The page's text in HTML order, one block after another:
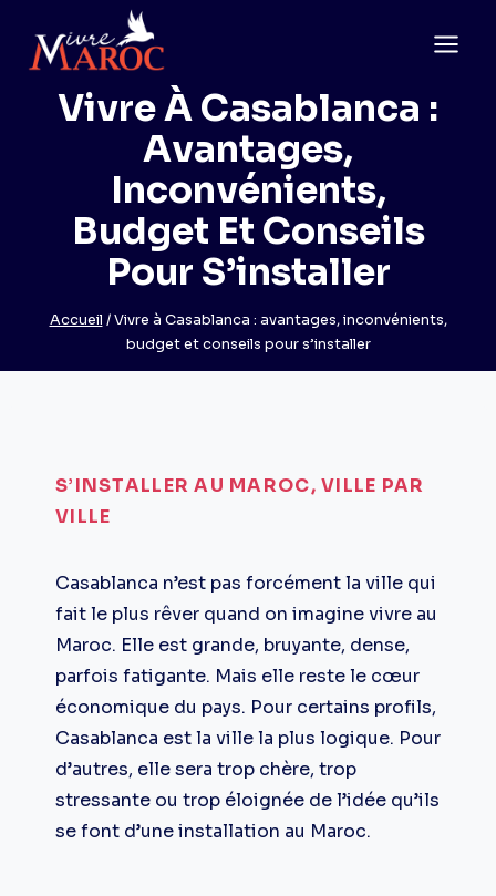
contenu
Vivre À Casablanca :
Avantages,
Inconvénients,
Budget Et Conseils
Pour S’installer
Accueil / Vivre à Casablanca : avantages, inconvénients,
budget et conseils pour s’installer
S’INSTALLER AU MAROC, VILLE PAR
VILLE
Casablanca n’est pas forcément la ville qui
fait le plus rêver quand on imagine vivre au
Maroc. Elle est grande, bruyante, dense,
parfois fatigante. Mais elle reste le cœur
économique du pays. Pour certains profils,
Casablanca est la ville la plus logique. Pour
d’autres, elle sera trop chère, trop
stressante ou trop éloignée de l’idée qu’ils
se font d’une installation au Maroc.